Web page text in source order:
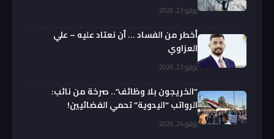
يوليو 23, 2026
أخطر من الفساد … أن نعتاد عليه – علي
العزاوي
يوليو 23, 2026
“الخريجون بلا وظائف”.. صرخة من نائب:
الرواتب “اليدوية” تحمي الفضائيين!
يوليو 24, 2026